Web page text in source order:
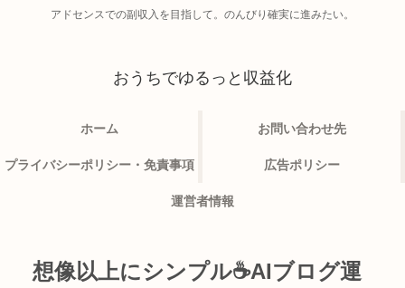
アドセンスでの副収入を目指して。のんびり確実に進みたい。
おうちでゆるっと収益化
ホーム お問い合わせ先
プライバシーポリシー・免責事項 広告ポリシー
運営者情報
想像以上にシンプル☕AIブログ運